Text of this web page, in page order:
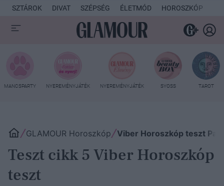
SZTÁROK DIVAT SZÉPSÉG ÉLETMÓD HOROSZKÓP
MANCSPARTY NYEREMÉNYJÁTÉK NYEREMÉNYJÁTÉK SYOSS TAROT
GLAMOUR Horoszkóp Viber Horoszkóp teszt
Teszt cikk 5 Viber Horoszkóp
teszt